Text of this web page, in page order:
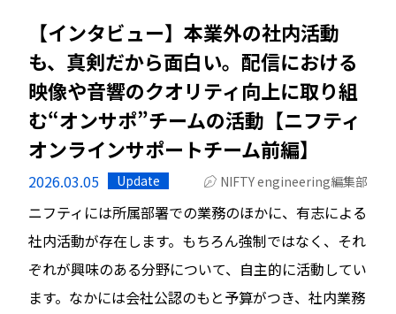
【インタビュー】本業外の社内活動
も、真剣だから面白い。配信における
映像や音響のクオリティ向上に取り組
む“オンサポ”チームの活動【ニフティ
オンラインサポートチーム前編】
2026.03.05 Update NIFTY engineering編集部
ニフティには所属部署での業務のほかに、有志による
社内活動が存在します。もちろん強制ではなく、それ
ぞれが興味のある分野について、自主的に活動してい
ます。なかには会社公認のもと予算がつき、社内業務